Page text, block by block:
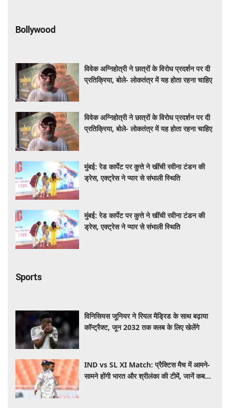
Bollywood
विवेक अग्निहोत्री ने छात्रों के विरोध प्रदर्शन पर दी
प्रतिक्रिया, बोले- लोकतंत्र में यह होता रहना चाहिए
विवेक अग्निहोत्री ने छात्रों के विरोध प्रदर्शन पर दी
प्रतिक्रिया, बोले- लोकतंत्र में यह होता रहना चाहिए
मुंबई: रेड कार्पेट पर कुत्ते ने खींची रवीना टंडन की
ड्रेस, एक्ट्रेस ने प्यार से संभाली स्थिति
मुंबई: रेड कार्पेट पर कुत्ते ने खींची रवीना टंडन की
ड्रेस, एक्ट्रेस ने प्यार से संभाली स्थिति
Sports
विनिसियस जूनियर ने रियल मैड्रिड के साथ बढ़ाया
कॉन्ट्रैक्ट, जून 2032 तक क्लब के लिए खेलेंगे
IND vs SL XI Match: प्रैक्टिस मैच में आमने-
सामने होंगी भारत और श्रीलंका की टीमें, जानें कब